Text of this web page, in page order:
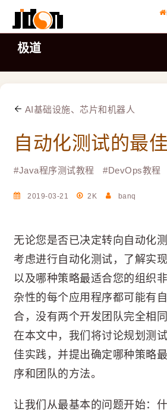
极道
AI基础设施、芯片和机器人
自动化测试的最
#Java程序测试教程 #DevOps教程
2019-03-21 2K banq
无论您是否已决定转向自动化
考虑进行自动化测试，了解实
以及哪种策略最适合您的组织
杂性的每个应用程序都可能有
合，没有两个开发团队完全相同
在本文中，我们将讨论规划测
佳实践，并提出确定哪种策略
序和团队的方法。
让我们从最基本的问题开始：